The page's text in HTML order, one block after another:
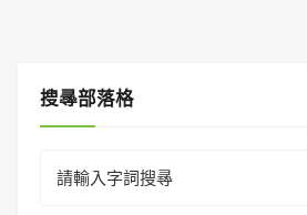
搜㝷部落格
for: